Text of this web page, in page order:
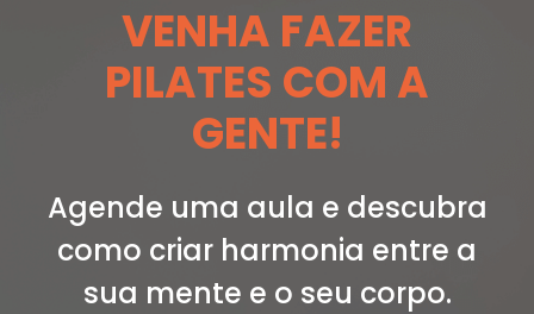
VENHA FAZER
PILATES COM A
GENTE!
Agende uma aula e descubra
como criar harmonia entre a
sua mente e o seu corpo.